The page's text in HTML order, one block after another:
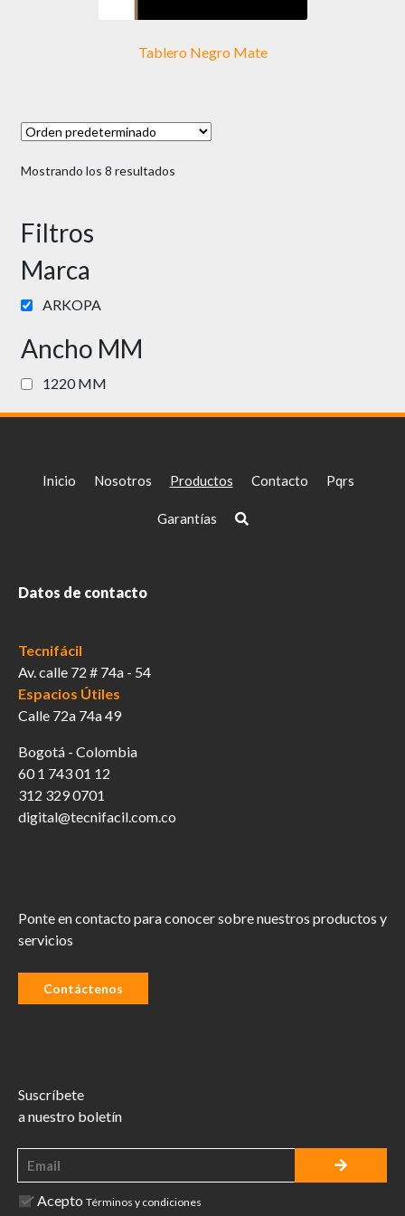
Tablero Negro Mate
Mostrando los 8 resultados
Filtros
Marca
ARKOPA
Ancho MM
1220 MM
Inicio Nosotros Productos Contacto Pqrs
Garantías
Datos de contacto
Tecnifácil
Av. calle 72 # 74a - 54
Espacios Útiles
Calle 72a 74a 49
Bogotá - Colombia
60 1 743 01 12
312 329 0701
digital@tecnifacil.com.co
Ponte en contacto para conocer sobre nuestros productos y
servicios
Contáctenos
Suscríbete
a nuestro boletín
Acepto Términos y condiciones